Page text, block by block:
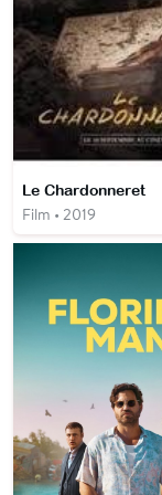
Le Chardonneret
Film • 2019